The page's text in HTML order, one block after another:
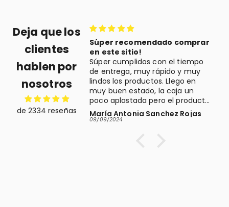
Deja que los
clientes
hablen por
nosotros
de 2334 reseñas
comprar
con el tiempo
rápido y muy
Llego en
la caja un
pero el producto
y eso es lo
Sanchez Rojas
Buena compra
El regalo que compré es muy
bonito. Llegó a tiempo y muy
bien empaquetado. Buena
experiencia
PILAR JURADO ALCORIZA
09/05/2024